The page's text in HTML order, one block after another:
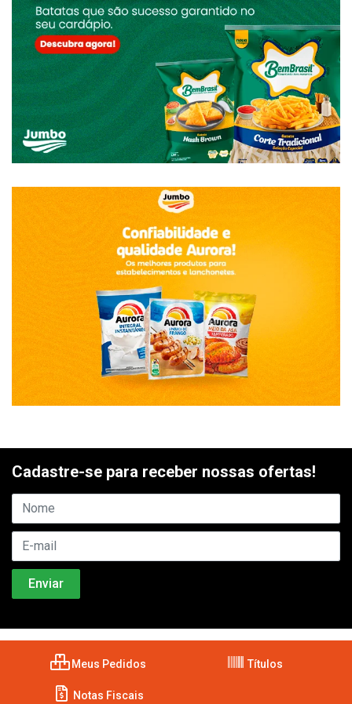
Cadastre-se para receber nossas ofertas!
Meus Pedidos Títulos
Notas Fiscais